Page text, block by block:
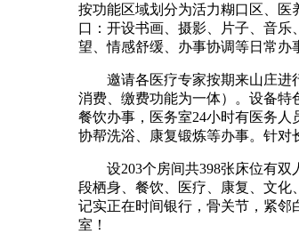
按功能区域划分为活力糊口区、医
口：开设书画、摄影、片子、音
望、情感舒缓、办事协调等日常办
邀请各医疗专家按期来山庄进行
消费、缴费功能为一体）。设备特
餐饮办事，医务室24小时有医务
协帮洗浴、康复锻炼等办事。针对
设203个房间共398张床位有双
段栖身、餐饮、医疗、康复、文化
记实正在时间银行，骨关节，紧
室！